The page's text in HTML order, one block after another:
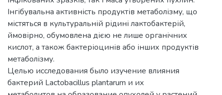
Інгібувальна активність продуктів метаболізму, що
містяться в культуральній рідині лактобактерій,
ймовірно, обумовлена дією не лише органічних
кислот, а також бактеріоцинів або інших продуктів
метаболізму.
Целью исследования было изучение влияния
бактерий Lactobacillus plantarum и их